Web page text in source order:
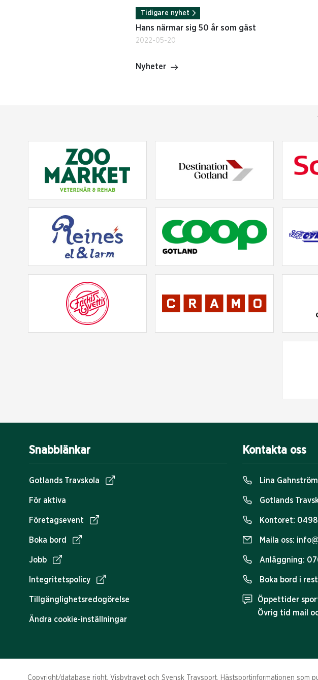
Tidigare nyhet
Hans närmar sig 50 år som gäst
2022-05-20
Nyheter
Snabblänkar
Gotlands Travskola
För aktiva
Företagsevent
Boka bord
Jobb
Integritetspolicy
Tillgänglighetsredogörelse
Ändra cookie-inställningar
Kontakta oss
Lina
Gotlands
Kontoret: 0498
Maila oss:
Anläggning:
Boka bord i
Öppettider
Övrig tid mail
Copyright/database right, Visbytravet och Svensk Travsport. Hästsportinformationen